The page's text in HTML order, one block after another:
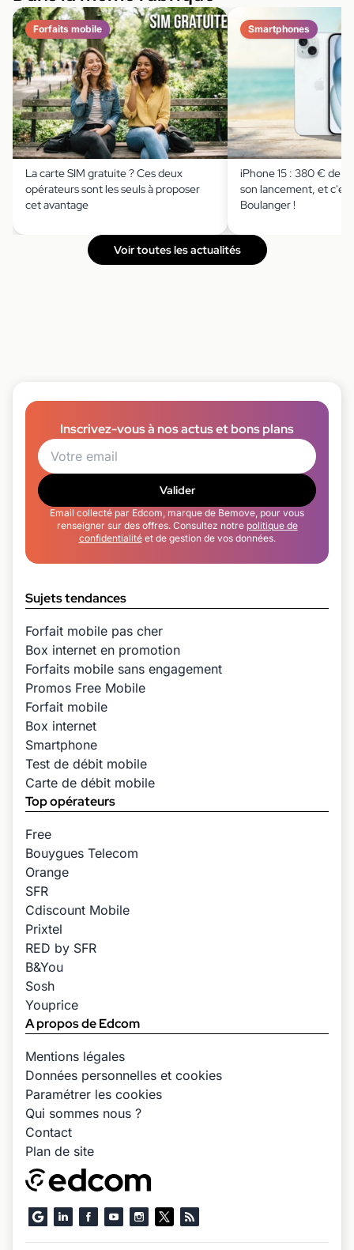
Forfaits mobile
La carte SIM gratuite ? Ces deux
opérateurs sont les seuls à proposer
cet avantage
Smartphones
iPhone 15 : 380 € de
son lancement, et
Boulanger !
Voir toutes les actualités
Inscrivez-vous à nos actus et bons plans
Valider
Email collecté par Edcom, marque de Bemove, pour vous
renseigner sur des offres. Consultez notre politique de
confidentialitéet de gestion de vos données.
Sujets tendances
Forfait mobile pas cher
Box internet en promotion
Forfaits mobile sans engagement
Promos Free Mobile
Forfait mobile
Box internet
Smartphone
Test de débit mobile
Carte de débit mobile
Top opérateurs
Free
Bouygues Telecom
Orange
SFR
Cdiscount Mobile
Prixtel
RED by SFR
B&You
Sosh
Youprice
A propos de Edcom
Mentions légales
Données personnelles et cookies
Paramétrer les cookies
Qui sommes nous ?
Contact
Plan de site